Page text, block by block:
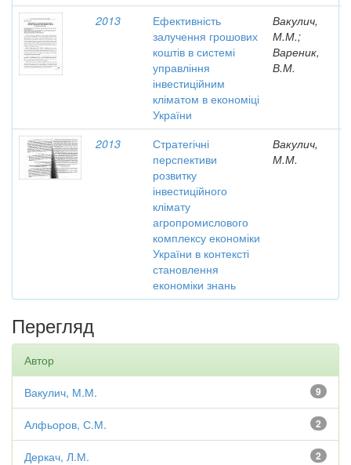
2013
Ефективність
залучення грошових
коштів в системі
управління
інвестиційним
кліматом в економіці
України
Вакулич,
М.М.;
Вареник,
В.М.
2013
Стратегічні
перспективи
розвитку
інвестиційного
клімату
агропромислового
комплексу економіки
України в контексті
становлення
економіки знань
Вакулич,
М.М.
Перегляд
Автор
9
Вакулич, М.М.
2
Алфьоров, С.М.
2
Деркач, Л.М.